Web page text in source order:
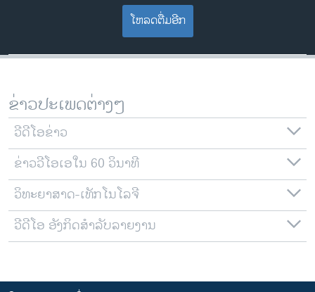
ໂຫລດຕື່ມອີກ
ຂ່າວປະເພດຕ່າງໆ
ວີດີໂອຂ່າວ
ຂ່າວວີໂອເອໃນ 60 ວິນາທີ
ວິທະຍາສາດ-ເທັກໂນໂລຈີ
ວີດີໂອ ອັງກິດສຳລັບລາຍງານ